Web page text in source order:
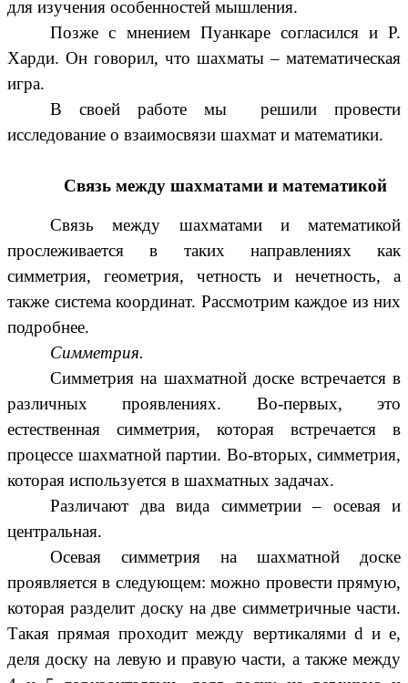
для изучения особенностей мышления.
Позже с мнением Пуанкаре согласился и Р.
Харди. Он говорил, что шахматы – математическая
игра.
В своей работе мы решили провести
исследование о взаимосвязи шахмат и математики.
Связь между шахматами и математикой
Связь между шахматами и математикой
прослеживается в таких направлениях как
симметрия, геометрия, четность и нечетность, а
также система координат. Рассмотрим каждое из них
подробнее.
Симметрия.
Симметрия на шахматной доске встречается в
различных проявлениях. Во-первых, это
естественная симметрия, которая встречается в
процессе шахматной партии. Во-вторых, симметрия,
которая используется в шахматных задачах.
Различают два вида симметрии – осевая и
центральная.
Осевая симметрия на шахматной доске
проявляется в следующем: можно провести прямую,
которая разделит доску на две симметричные части.
Такая прямая проходит между вертикалями d и e,
деля доску на левую и правую части, а также между